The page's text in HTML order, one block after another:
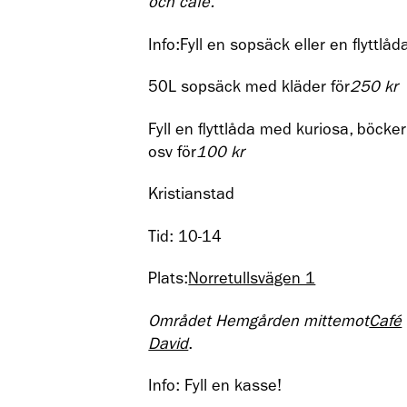
och café.
Info:Fyll en sopsäck eller en
50L sopsäck med kläder för250 kr
Fyll en flyttlåda med kuriosa, böcker
osv för100 kr
Kristianstad
Tid: 10-14
Plats: Norretullsvägen 1
Området Hemgården mittemotCafé
David.
Info: Fyll en kasse!